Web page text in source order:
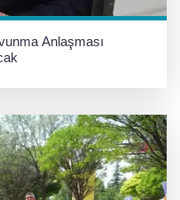
Anlaşması